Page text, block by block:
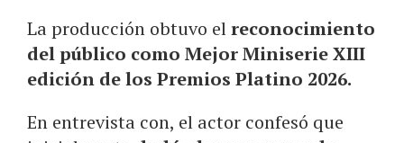
La producción obtuvo elreconocimiento
del público como Mejor MiniserieXIII
edición de los Premios Platino 2026.
En entrevista con, el actor confesó que